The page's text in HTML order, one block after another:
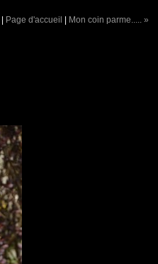
| Page d'accueil | Mon coin parme..... »